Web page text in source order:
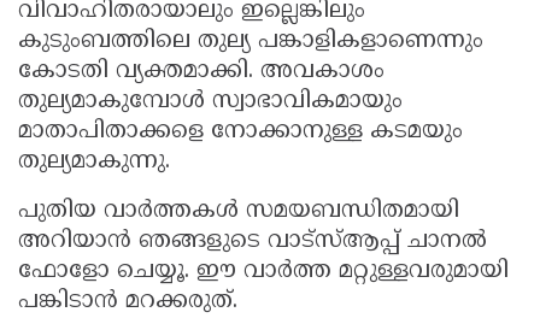
വിവാഹിതരായാലും ഇല്ലെങ്കിലും
കുടുംബത്തിലെ തുല്യ പങ്കാളികളാണെന്നും
കോടതി വ്യക്തമാക്കി. അവകാശം
തുല്യമാകുമ്പോൾ സ്വാഭാവികമായും
മാതാപിതാക്കളെ നോക്കാനുള്ള കടമയും
തുല്യമാകുന്നു.
പുതിയ വാർത്തകൾ സമയബന്ധിതമായി
അറിയാൻ ഞങ്ങളുടെ വാട്സ്ആപ്പ് ചാനൽ
ഫോളോ ചെയ്യൂ. ഈ വാർത്ത മറ്റുള്ളവരുമായി
പങ്കിടാൻ മറക്കരുത്.